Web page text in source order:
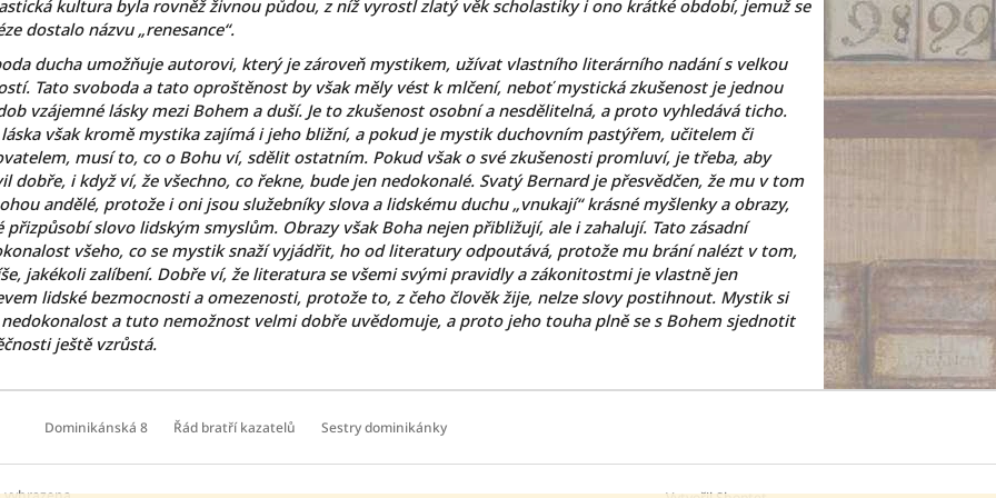
kultura byla rovněž živnou půdou, z níž vyrostl zlatý věk scholastiky i ono krátké období, jemuž se
dostalo názvu „renesance“.
ducha umožňuje autorovi, který je zároveň mystikem, užívat vlastního literárního nadání s velkou
Tato svoboda a tato oproštěnost by však měly vést k mlčení, neboť mystická zkušenost je jednou
vzájemné lásky mezi Bohem a duší. Je to zkušenost osobní a nesdělitelná, a proto vyhledává ticho.
láska však kromě mystika zajímá i jeho bližní, a pokud je mystik duchovním pastýřem, učitelem či
musí to, co o Bohu ví, sdělit ostatním. Pokud však o své zkušenosti promluví, je třeba, aby
dobře, i když ví, že všechno, co řekne, bude jen nedokonalé. Svatý Bernard je přesvědčen, že mu v tom
andělé, protože i oni jsou služebníky slova a lidskému duchu „vnukají“ krásné myšlenky a obrazy,
přizpůsobí slovo lidským smyslům. Obrazy však Boha nejen přibližují, ale i zahalují. Tato zásadní
všeho, co se mystik snaží vyjádřit, ho od literatury odpoutává, protože mu brání nalézt v tom,
jakékoli zalíbení. Dobře ví, že literatura se všemi svými pravidly a zákonitostmi je vlastně jen
lidské bezmocnosti a omezenosti, protože to, z čeho člověk žije, nelze slovy postihnout. Mystik si
a tuto nemožnost velmi dobře uvědomuje, a proto jeho touha plně se s Bohem sjednotit
ještě vzrůstá.
Dominikánská 8 Řád bratří kazatelů Sestry dominikánky